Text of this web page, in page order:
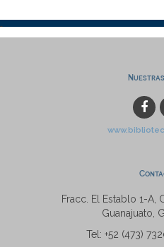
Fracc. El Establo 1-A,
Guanajuato,
Tel: +52 (473)